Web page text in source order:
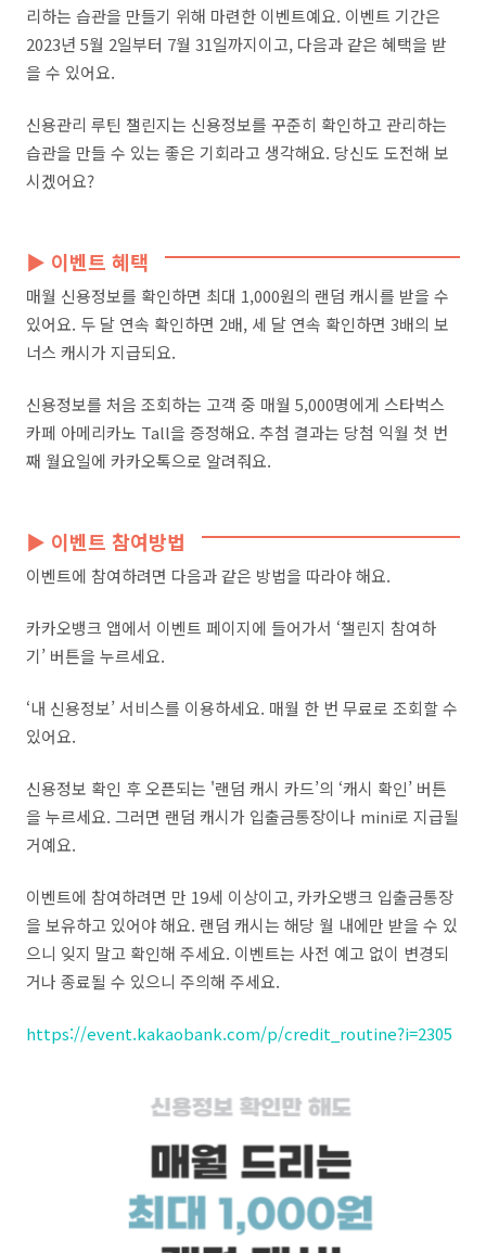
리하는 습관을 만들기 위해 마련한 이벤트예요. 이벤트 기간은
2023년 5월 2일부터 7월 31일까지이고, 다음과 같은 혜택을 받
을 수 있어요.
신용관리 루틴 챌린지는 신용정보를 꾸준히 확인하고 관리하는
습관을 만들 수 있는 좋은 기회라고 생각해요. 당신도 도전해 보
시겠어요?
▶ 이벤트 혜택
매월 신용정보를 확인하면 최대 1,000원의 랜덤 캐시를 받을 수
있어요. 두 달 연속 확인하면 2배, 세 달 연속 확인하면 3배의 보
너스 캐시가 지급되요.
신용정보를 처음 조회하는 고객 중 매월 5,000명에게 스타벅스
카페 아메리카노 Tall을 증정해요. 추첨 결과는 당첨 익월 첫 번
째 월요일에 카카오톡으로 알려줘요.
▶ 이벤트 참여방법
이벤트에 참여하려면 다음과 같은 방법을 따라야 해요.
카카오뱅크 앱에서 이벤트 페이지에 들어가서 ‘챌린지 참여하
기’ 버튼을 누르세요.
‘내 신용정보’ 서비스를 이용하세요. 매월 한 번 무료로 조회할 수
있어요.
신용정보 확인 후 오픈되는 '랜덤 캐시 카드’의 ‘캐시 확인’ 버튼
을 누르세요. 그러면 랜덤 캐시가 입출금통장이나 mini로 지급될
거예요.
이벤트에 참여하려면 만 19세 이상이고, 카카오뱅크 입출금통장
을 보유하고 있어야 해요. 랜덤 캐시는 해당 월 내에만 받을 수 있
으니 잊지 말고 확인해 주세요. 이벤트는 사전 예고 없이 변경되
거나 종료될 수 있으니 주의해 주세요.
https://event.kakaobank.com/p/credit_routine?i=2305